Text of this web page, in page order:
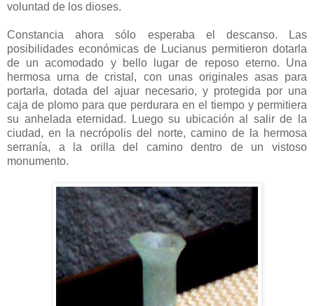
voluntad de los dioses.
Constancia ahora sólo esperaba el descanso. Las
posibilidades económicas de Lucianus permitieron dotarla
de un acomodado y bello lugar de reposo eterno. Una
hermosa urna de cristal, con unas originales asas para
portarla, dotada del ajuar necesario, y protegida por una
caja de plomo para que perdurara en el tiempo y permitiera
su anhelada eternidad. Luego su ubicación al salir de la
ciudad, en la necrópolis del norte, camino de la hermosa
serranía, a la orilla del camino dentro de un vistoso
monumento.